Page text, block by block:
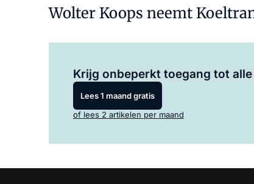
Wolter Koops neemt
Krijg onbeperkt toegang tot
Lees 1 maand gratis
of lees 2 artikelen per maand